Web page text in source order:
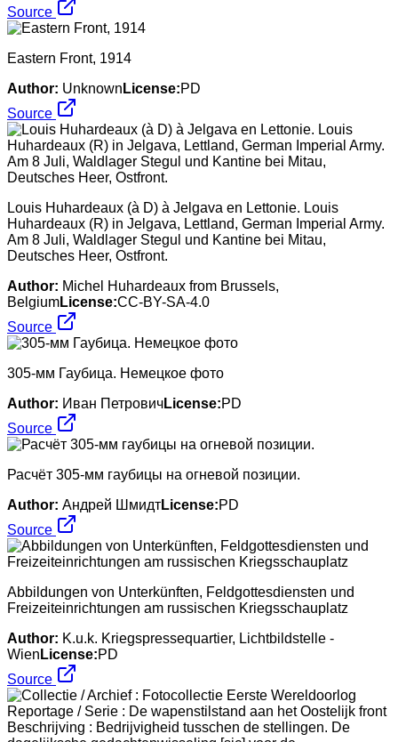
Source
Eastern Front, 1914
Author: Unknown License:PD
Source
Louis Huhardeaux (à D) à Jelgava en Lettonie. Louis
Huhardeaux (R) in Jelgava, Lettland, German Imperial Army.
Am 8 Juli, Waldlager Stegul und Kantine bei Mitau,
Deutsches Heer, Ostfront.
Author: Michel Huhardeaux from Brussels,
BelgiumLicense:CC-BY-SA-4.0
Source
305-мм Гаубица. Немецкое фото
Author: Иван ПетровичLicense:PD
Source
Расчёт 305-мм гаубицы на огневой позиции.
Author: Андрей ШмидтLicense:PD
Source
Abbildungen von Unterkünften, Feldgottesdiensten und
Freizeiteinrichtungen am russischen Kriegsschauplatz
Author: K.u.k. Kriegspressequartier, Lichtbildstelle -
Wien License:PD
Source